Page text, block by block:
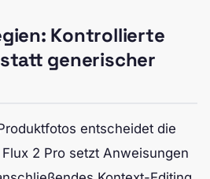
Kontrollierte
generischer
entscheidet die
2 Pro setzt Anweisungen